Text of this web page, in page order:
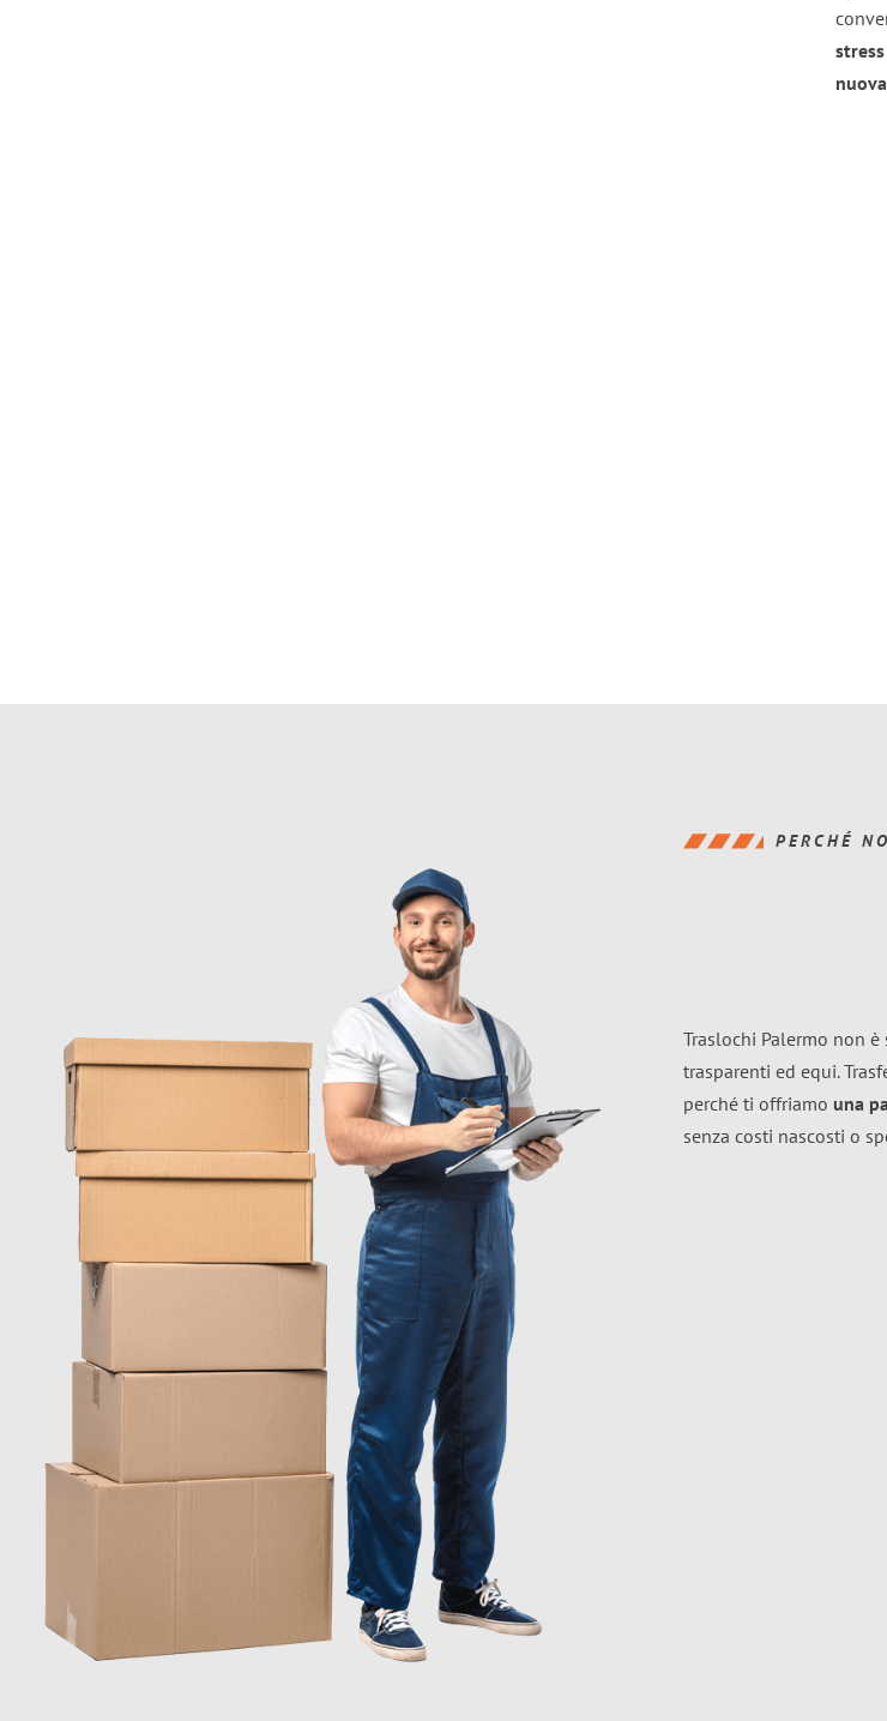
PERCHÉ
Traslochi Palermo non
trasparenti ed equi.
perché ti offriamo una
senza costi nascosti o